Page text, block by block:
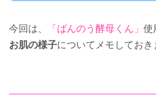
今回は、 「ばんのう酵母くん」 使
お肌の様子についてメモしておき